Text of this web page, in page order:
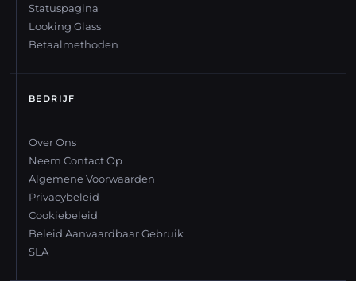
Statuspagina
Looking Glass
Betaalmethoden
BEDRIJF
Over Ons
Neem Contact Op
Algemene Voorwaarden
Privacybeleid
Cookiebeleid
Beleid Aanvaardbaar Gebruik
SLA